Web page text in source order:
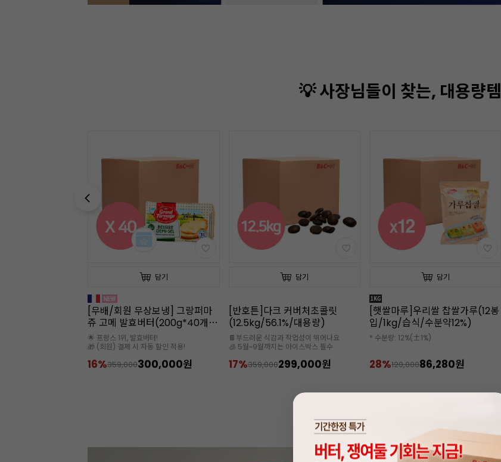
💡 사장님들이 찾는, 대용량템
담기
[반호튼]다크 커버처초콜릿
(12.5kg/56.1%/대용량)
🍫부드러운 식감과 작업성이 뛰어나요
🧊 5월~9월까지는 아이스박스 필수
17%359,000299,000원
담기
[햇쌀마루]우리쌀 찹쌀가루(12봉
입/1kg/습식/수분약12%)
* 수분량: 12%(±1%)
28%120,00086,280원
담기
[밀락]골드 휘핑크림(1L x12개)
🧊 아이스박스 추가 구매 필수
32%94,00063,600원